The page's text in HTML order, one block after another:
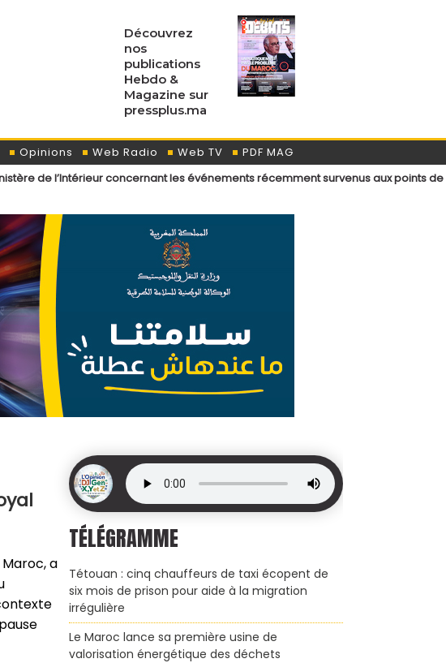
Découvrez
nos
publications
Hebdo &
Magazine sur
pressplus.ma
Opinions Web Radio Web TV
PDF MAG
concernant les événements récemment survenus aux points de passage
a
TÉLÉGRAMME
Tétouan : cinq chauffeurs de taxi écopent de
six mois de prison pour aide à la migration
irrégulière
Le Maroc lance sa première usine de
valorisation énergétique des déchets